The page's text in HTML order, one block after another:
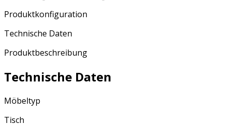
Produktkonfiguration
Technische Daten
Produktbeschreibung
Technische Daten
Möbeltyp
Tisch